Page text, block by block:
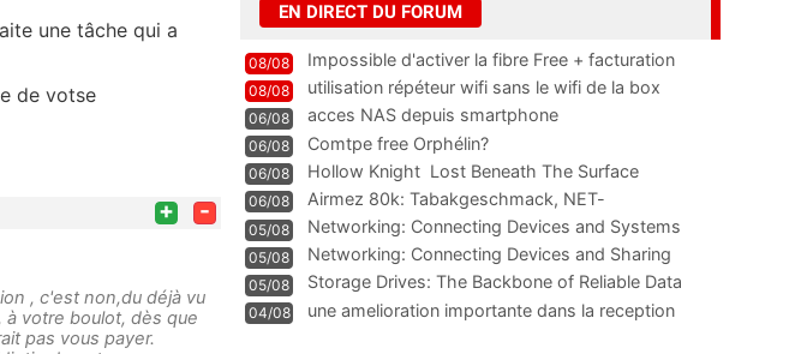
une tâche qui a
de votse
+ -
, c'est non,du déjà vu
votre boulot, dès que
pas vous payer.
EN DIRECT DU FORUM
08/08
Impossible d'activer la fibre Free + facturation
résiliation
08/08 utilisation répéteur wifi sans le wifi de la box
06/08 acces NAS depuis smartphone
06/08 Comtpe free Orphélin?
06/08 Hollow Knight  Lost Beneath The Surface
06/08
Airmez 80k: Tabakgeschmack, NET-
Technologie und Leistung im
05/08 Networking: Connecting Devices and Systems
05/08
Networking: Connecting Devices and Sharing
Information
05/08
Storage Drives: The Backbone of Reliable Data
Management
04/08
une amelioration importante dans la reception